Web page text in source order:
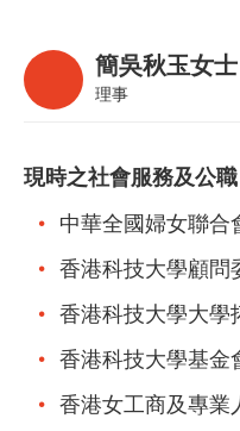
簡吳秋玉女士
理事
現時之社會服務及公職
中華全國婦女聯
香港科技大學顧問
香港科技大學大學
香港科技大學基金
香港女工商及專業